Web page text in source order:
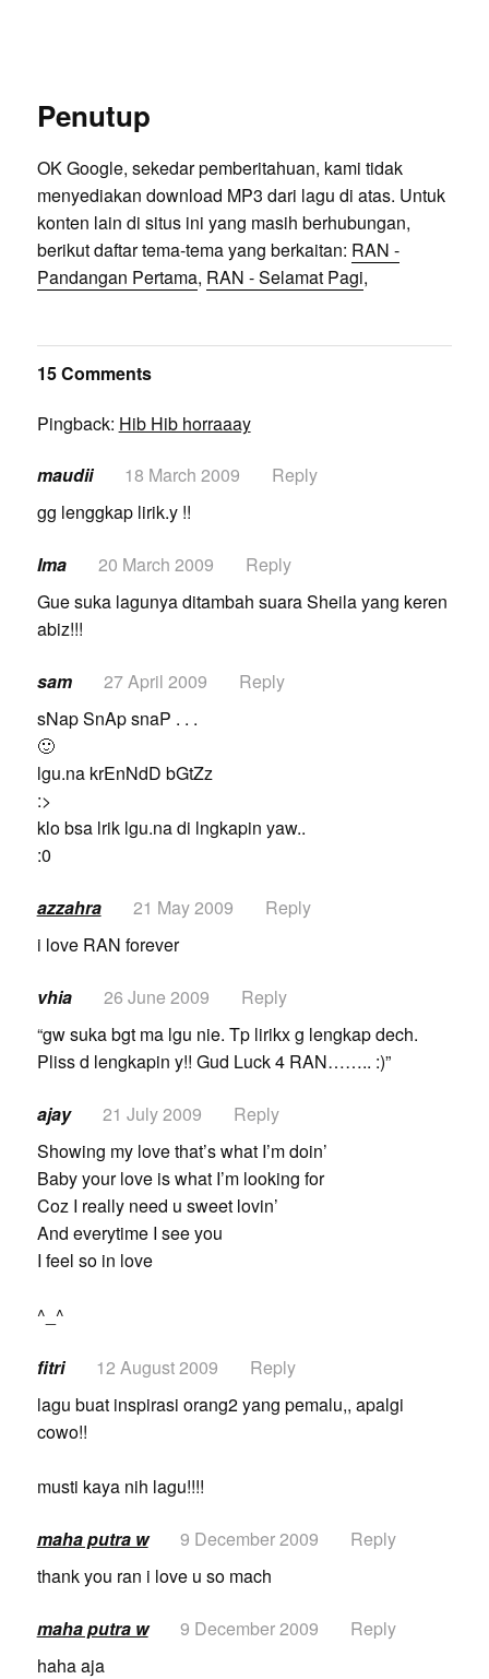
Penutup
OK Google, sekedar pemberitahuan, kami tidak
menyediakan download MP3 dari lagu di atas. Untuk
konten lain di situs ini yang masih berhubungan,
berikut daftar tema-tema yang berkaitan: RAN -
Pandangan Pertama, RAN - Selamat Pagi,
15 Comments
Pingback: Hib Hib horraaay
maudii 18 March 2009
Reply
gg lenggkap lirik.y !!
Ima 20 March 2009
Reply
Gue suka lagunya ditambah suara Sheila yang keren
abiz!!!
sam 27 April 2009
Reply
sNap SnAp snaP . . .
🙂
lgu.na krEnNdD bGtZz
:>
klo bsa lrik lgu.na di lngkapin yaw..
:0
azzahra 21 May 2009
Reply
i love RAN forever
vhia 26 June 2009
Reply
“gw suka bgt ma lgu nie. Tp lirikx g lengkap dech.
Pliss d lengkapin y!! Gud Luck 4 RAN…….. :)”
ajay 21 July 2009
Reply
Showing my love that’s what I’m doin’
Baby your love is what I’m looking for
Coz I really need u sweet lovin’
And everytime I see you
I feel so in love
^_^
fitri 12 August 2009
Reply
lagu buat inspirasi orang2 yang pemalu,, apalgi
cowo!!
musti kaya nih lagu!!!!
maha putra w 9 December 2009
Reply
thank you ran i love u so mach
maha putra w 9 December 2009
Reply
haha aja